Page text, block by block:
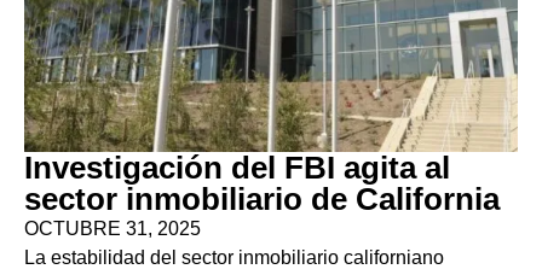
Investigación del FBI agita al
sector inmobiliario de California
OCTUBRE 31, 2025
La estabilidad del sector inmobiliario californiano